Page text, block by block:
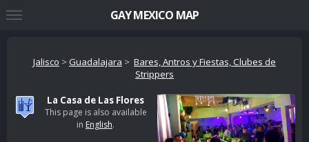
Jalisco >Guadalajara > Bares, Antros y Fiestas, Clubes de
Strippers
La Casa de Las Flores
This page is also available
in English.
GAY MEXICO MAP